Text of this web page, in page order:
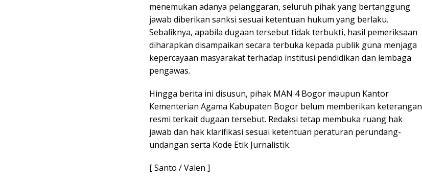
menemukan adanya pelanggaran, seluruh pihak yang bertanggung
jawab diberikan sanksi sesuai ketentuan hukum yang berlaku.
Sebaliknya, apabila dugaan tersebut tidak terbukti, hasil pemeriksaan
diharapkan disampaikan secara terbuka kepada publik guna menjaga
kepercayaan masyarakat terhadap institusi pendidikan dan lembaga
pengawas.
Hingga berita ini disusun, pihak MAN 4 Bogor maupun Kantor
Kementerian Agama Kabupaten Bogor belum memberikan keterangan
resmi terkait dugaan tersebut. Redaksi tetap membuka ruang hak
jawab dan hak klarifikasi sesuai ketentuan peraturan perundang-
undangan serta Kode Etik Jurnalistik.
[ Santo / Valen ]